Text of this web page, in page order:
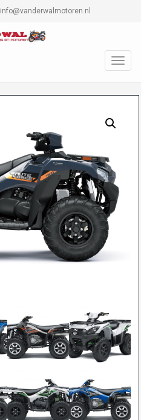
info@vanderwalmotoren.nl